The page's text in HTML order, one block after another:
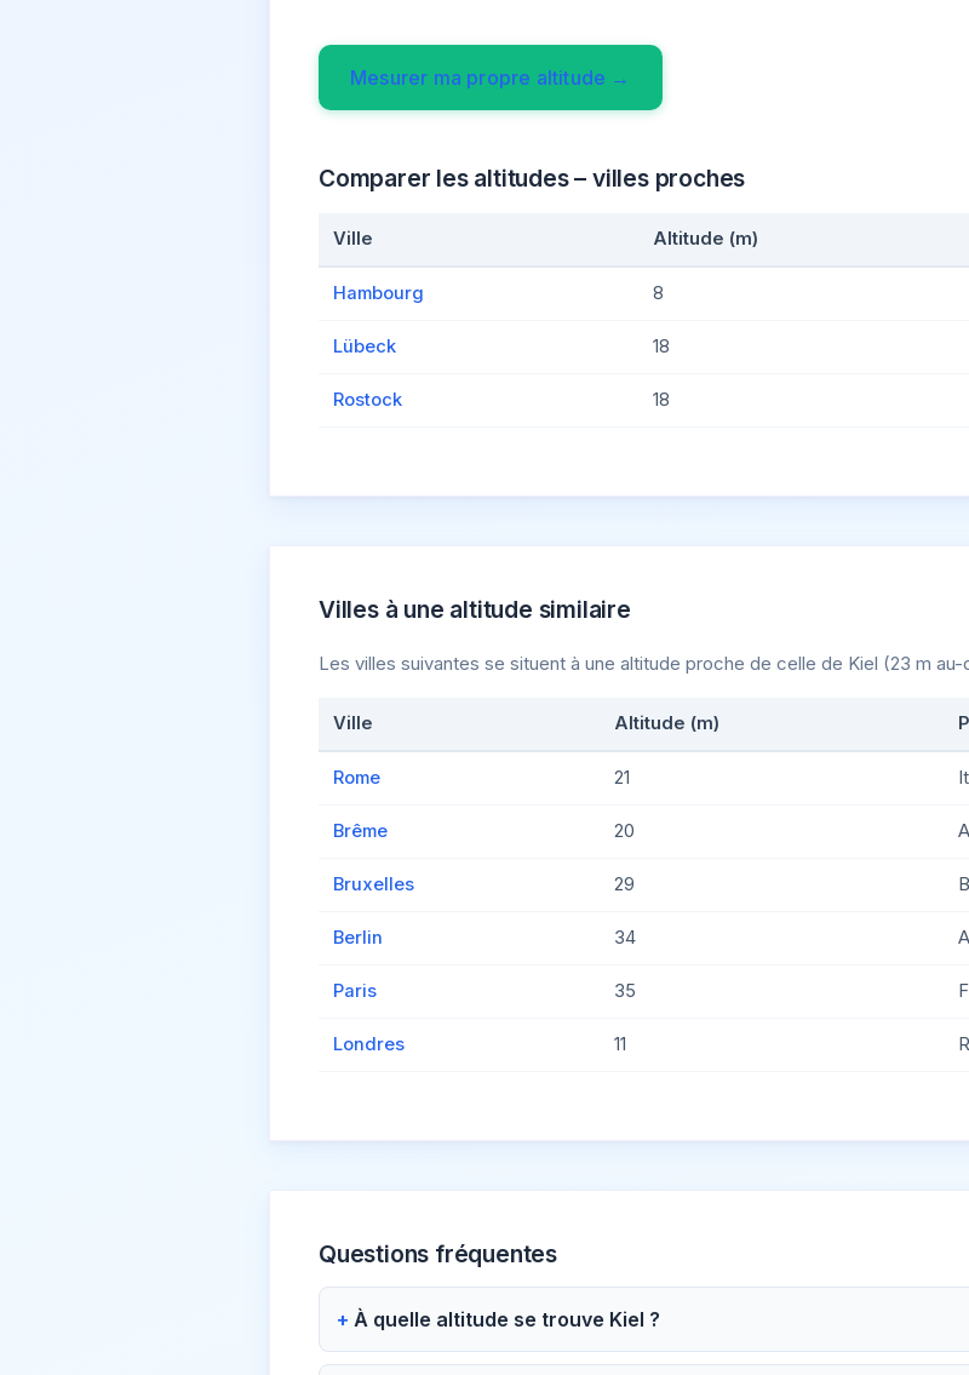
Mesurer ma propre altitude →
Comparer les altitudes – villes proches
Ville Altitude (m)
Hambourg 8
Lübeck 18
Rostock 18
Villes à une altitude similaire
Les villes suivantes se situent à une altitude proche de celle de Kiel (23 m
Ville Altitude (m)
Rome 21
Brême 20
Bruxelles 29
Berlin 34
Paris 35
Londres 11
Questions fréquentes
À quelle altitude se trouve Kiel ?